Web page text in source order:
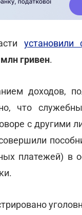
установили
гривен.
доходов,
что
с другими
платежей) в